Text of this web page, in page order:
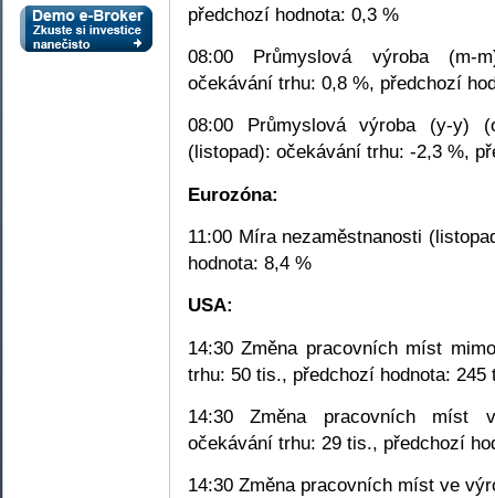
předchozí hodnota: 0,3 %
08:00 Průmyslová výroba (m-
očekávání trhu: 0,8 %, předchozí
08:00 Průmyslová výroba (y-y)
(listopad): očekávání trhu: -2,3 %,
Eurozóna:
11:00 Míra nezaměstnanosti
hodnota: 8,4 %
USA:
14:30 Změna pracovních míst
trhu: 50 tis., předchozí hodnota: 245
14:30 Změna pracovních míst
očekávání trhu: 29 tis., předchozí
14:30 Změna pracovních míst ve